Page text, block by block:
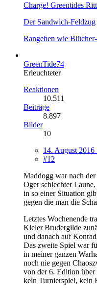
Charge! Greentides
Der Sandwich-Feldzug
Rangehen wie
GreenTide74
Erleuchteter
Reaktionen
10.511
Beiträge
8.897
Bilder
10
14. August 2016
#12
Maddogg war nach
Oger schlechter Laune,
in so einer Situation
gegen die man die
Letztes Wochenende
Kieler Brudergilde
und danach auf
Das zweite Spiel war
in meiner ganzen
noch nie gegen
von der 6. Edition
kein Turnierspiel, kein